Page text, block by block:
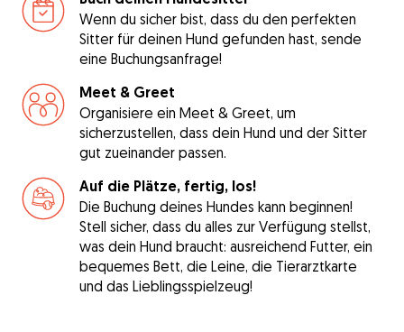
Wenn du sicher bist, dass du den perfekten
Sitter für deinen Hund gefunden hast, sende
eine Buchungsanfrage!
Meet & Greet
Organisiere ein Meet & Greet, um
sicherzustellen, dass dein Hund und der Sitter
gut zueinander passen.
Auf die Plätze, fertig, los!
Die Buchung deines Hundes kann beginnen!
Stell sicher, dass du alles zur Verfügung stellst,
was dein Hund braucht: ausreichend Futter, ein
bequemes Bett, die Leine, die Tierarztkarte
und das Lieblingsspielzeug!